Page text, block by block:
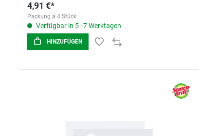
4,91 €*
Packung á 4 Stück
Verfügbar in 5–7 Werktagen
HINZUFÜGEN